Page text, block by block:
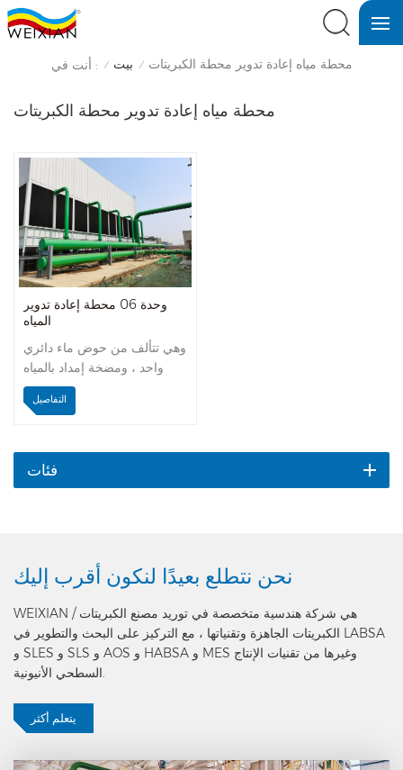
أنت في : / بيت / محطة مياه إعادة تدوير محطة الكبريتات
محطة مياه إعادة تدوير محطة الكبريتات
وحدة 06 محطة إعادة تدوير
المياه
وهي تتألف من حوض ماء دائري
واحد ، ومضخة إمداد بالمياه
لتدوير المياه ، ونظام معالجة
المياه ، وفلتر ماء متداول وما
من A وتستخدم فقط في
في الربيع والخريف والشتاء.
التفاصيل
فئات
نحن نتطلع بعيدًا لنكون أقرب إليك
WEIXIAN هي شركة هندسية متخصصة في توريد مصنع الكبريتات /
الكبريتات الجاهزة وتقنياتها ، مع التركيز على البحث والتطوير في LABSA
و SLES و SLS و AOS و HABSA و MES وغيرها من تقنيات الإنتاج
السطحي الأنيونية.
يتعلم أكثر